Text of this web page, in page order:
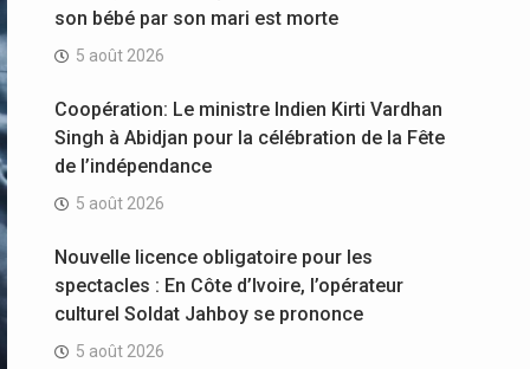
son bébé par son mari est morte
5 août 2026
Coopération: Le ministre Indien Kirti Vardhan
Singh à Abidjan pour la célébration de la Fête
de l’indépendance
5 août 2026
Nouvelle licence obligatoire pour les
spectacles : En Côte d’Ivoire, l’opérateur
culturel Soldat Jahboy se prononce
5 août 2026